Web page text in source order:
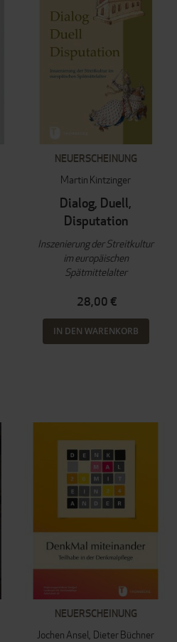
NEUERSCHEINUNG
Martin Kintzinger
Dialog, Duell,
Disputation
Inszenierung der Streitkultur
im europäischen
Spätmittelalter
28,00 €
IN DEN WARENKORB
NEUERSCHEINUNG
Jochen Ansel Dieter Büchner